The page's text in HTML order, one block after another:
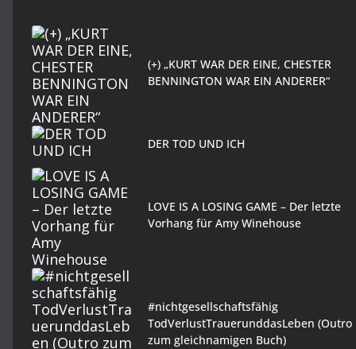
(+) „KURT WAR DER EINE, CHESTER
BENNINGTON WAR EIN ANDERER“
DER TOD UND ICH
LOVE IS A LOSING GAME – Der letzte
Vorhang für Amy Winehouse
#nichtgesellschaftsfähig
TodVerlustTrauerunddasLeben (Outro
zum gleichnamigen Buch)